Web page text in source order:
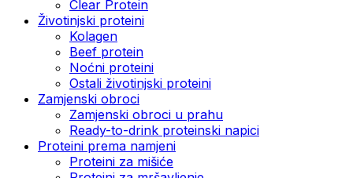
Clear Protein
Životinjski proteini
Kolagen
Beef protein
Noćni proteini
Ostali životinjski proteini
Zamjenski obroci
Zamjenski obroci u prahu
Ready-to-drink proteinski napici
Proteini prema namjeni
Proteini za mišiće